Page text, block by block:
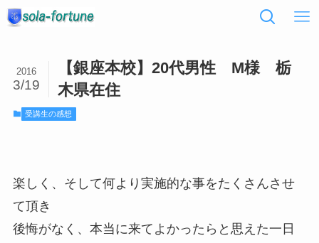
【銀座本校】20代男性 M様 栃
木県在住
2016
3/19
受講生の感想
楽しく、そして何より実施的な事をたくさんさせ
て頂き
後悔がなく、本当に来てよかったらと思えた一日